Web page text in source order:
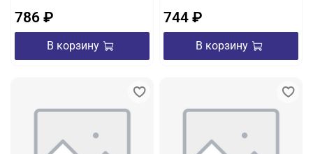
786 ₽
В корзину
744 ₽
В корзину